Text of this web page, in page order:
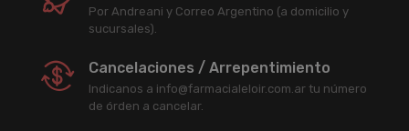
Por Andreani y Correo Argentino (a domicilio y
sucursales).
Cancelaciones / Arrepentimiento
Indicanos a info@farmacialeloir.com.ar tu número
de órden a cancelar.